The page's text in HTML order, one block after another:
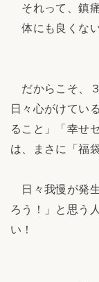
それって、鎮
体にも良くな
だからこそ、
日々心がけてい
ること」「幸せ
は、まさに「福
日々我慢が発
ろう！」と思う
い！